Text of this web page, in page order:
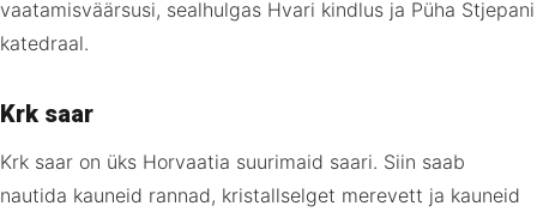
vaatamisväärsusi, sealhulgas Hvari kindlus ja Püha Stjepani
katedraal.
Krk saar
Krk saar on üks Horvaatia suurimaid saari. Siin saab
nautida kauneid rannad, kristallselget merevett ja kauneid